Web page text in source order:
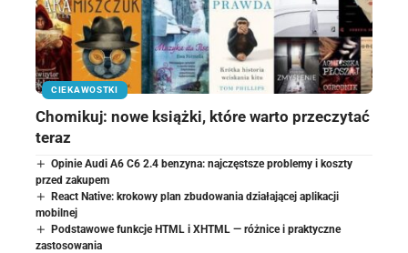
CIEKAWOSTKI
Chomikuj: nowe książki, które warto przeczytać
teraz
Opinie Audi A6 C6 2.4 benzyna: najczęstsze problemy i koszty
przed zakupem
React Native: krokowy plan zbudowania działającej aplikacji
mobilnej
Podstawowe funkcje HTML i XHTML — różnice i praktyczne
zastosowania